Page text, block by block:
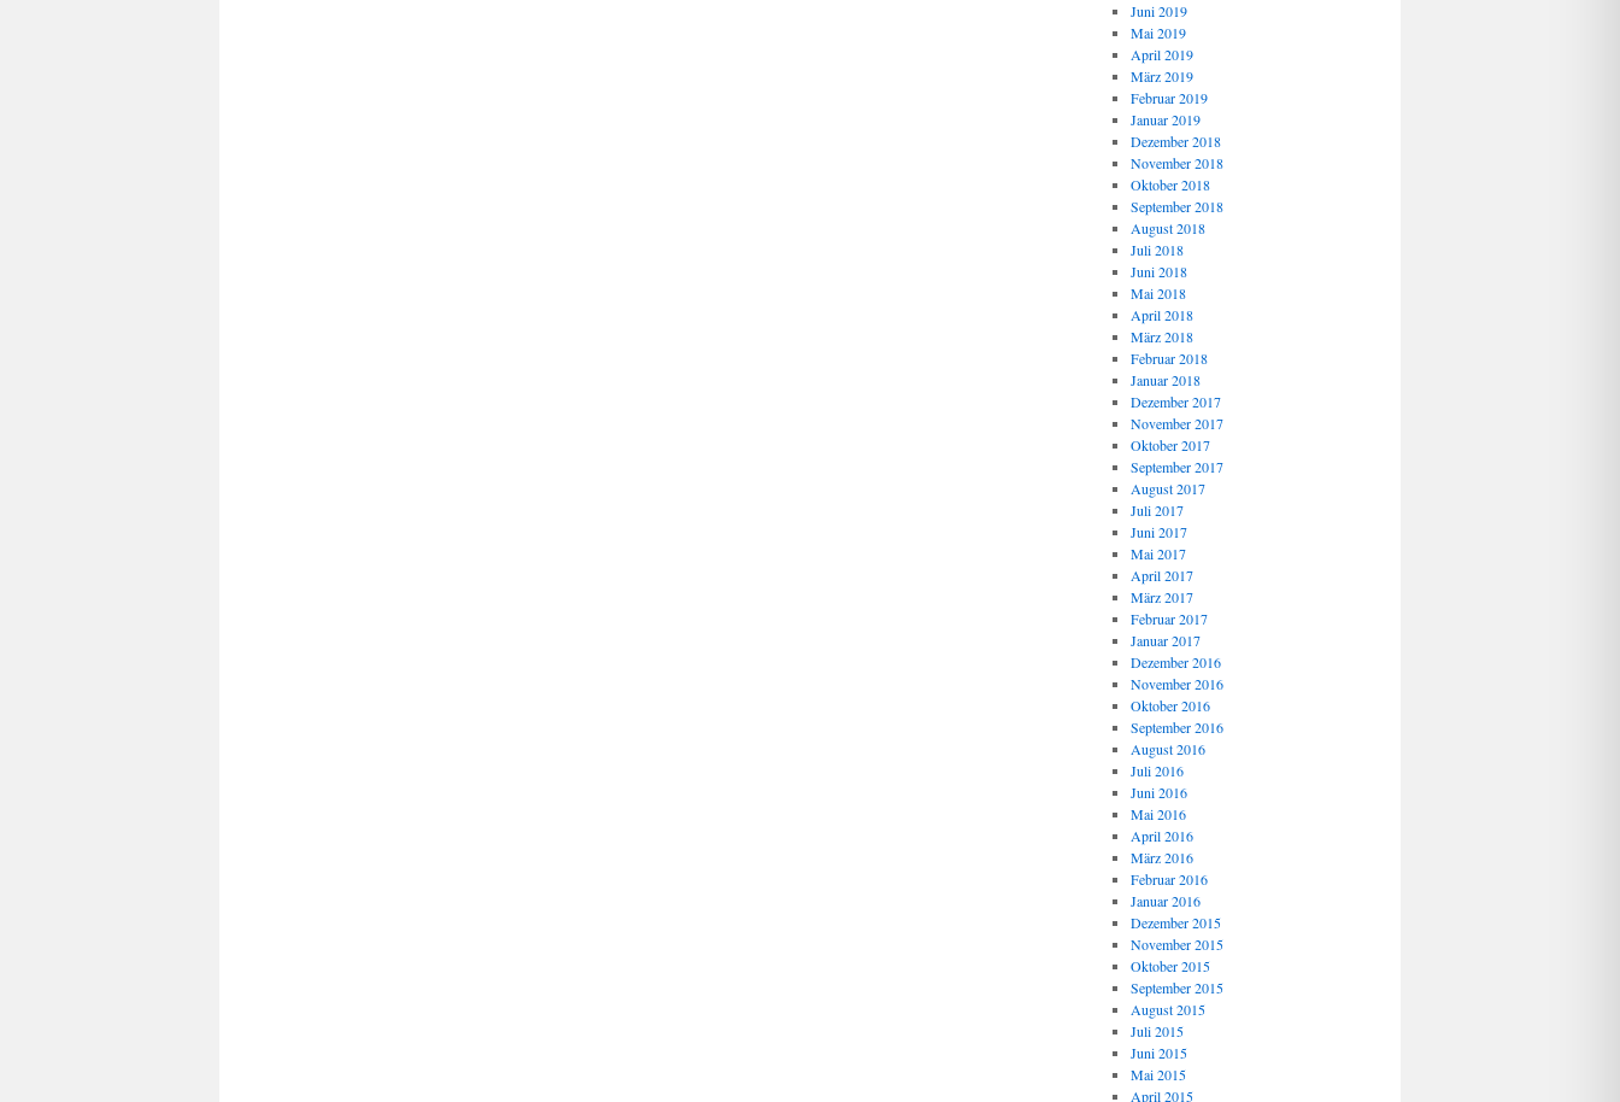
Juni 2019
Mai 2019
April 2019
März 2019
Februar 2019
Januar 2019
Dezember 2018
November 2018
Oktober 2018
September 2018
August 2018
Juli 2018
Juni 2018
Mai 2018
April 2018
März 2018
Februar 2018
Januar 2018
Dezember 2017
November 2017
Oktober 2017
September 2017
August 2017
Juli 2017
Juni 2017
Mai 2017
April 2017
März 2017
Februar 2017
Januar 2017
Dezember 2016
November 2016
Oktober 2016
September 2016
August 2016
Juli 2016
Juni 2016
Mai 2016
April 2016
März 2016
Februar 2016
Januar 2016
Dezember 2015
November 2015
Oktober 2015
September 2015
August 2015
Juli 2015
Juni 2015
Mai 2015
April 2015